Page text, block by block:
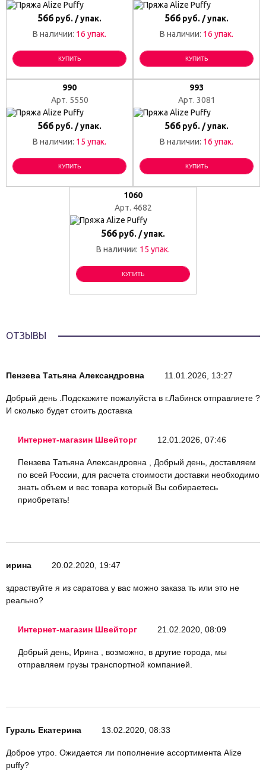
566 руб. / упак.
В наличии: 16 упак.
КУПИТЬ
566 руб. / упак.
В наличии: 16 упак.
КУПИТЬ
990
Арт. 5550
566 руб. / упак.
В наличии: 15 упак.
КУПИТЬ
993
Арт. 3081
566 руб. / упак.
В наличии: 16 упак.
КУПИТЬ
1060
Арт. 4682
566 руб. / упак.
В наличии: 15 упак.
КУПИТЬ
ОТЗЫВЫ
Пензева Татьяна Александровна 11.01.2026, 13:27
Добрый день .Подскажите пожалуйста в г.Лабинск отправляете ?
И сколько будет стоить доставка
Интернет-магазин Швейторг 12.01.2026, 07:46
Пензева Татьяна Александровна , Добрый день, доставляем
по всей России, для расчета стоимости доставки необходимо
знать объем и вес товара который Вы собираетесь
приобретать!
ирина 20.02.2020, 19:47
здраствуйте я из саратова у вас можно заказа ть или это не
реально?
Интернет-магазин Швейторг 21.02.2020, 08:09
Добрый день, Ирина , возможно, в другие города, мы
отправляем грузы транспортной компанией.
Гураль Екатерина 13.02.2020, 08:33
Доброе утро. Ожидается ли пополнение ассортимента Alize
puffy?